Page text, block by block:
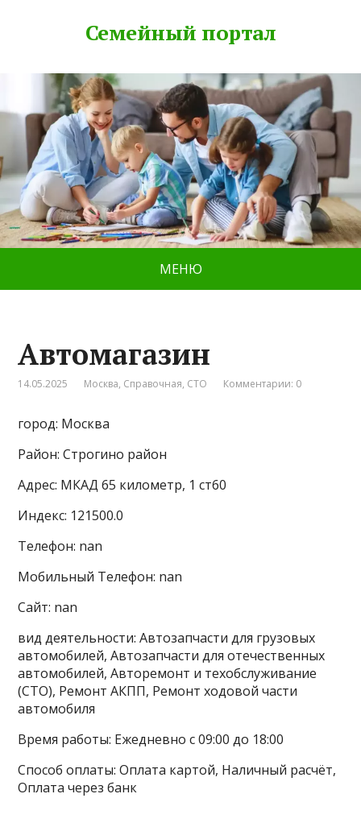
Семейный портал
МЕНЮ
Автомагазин
14.05.2025 Москва, Справочная, СТО Комментарии: 0
город: Москва
Район: Строгино район
Адрес: МКАД 65 километр, 1 ст60
Индекс: 121500.0
Телефон: nan
Мобильный Телефон: nan
Сайт: nan
вид деятельности: Автозапчасти для грузовых
автомобилей, Автозапчасти для отечественных
автомобилей, Авторемонт и техобслуживание
(СТО), Ремонт АКПП, Ремонт ходовой части
автомобиля
Время работы: Ежедневно с 09:00 до 18:00
Способ оплаты: Оплата картой, Наличный расчёт,
Оплата через банк